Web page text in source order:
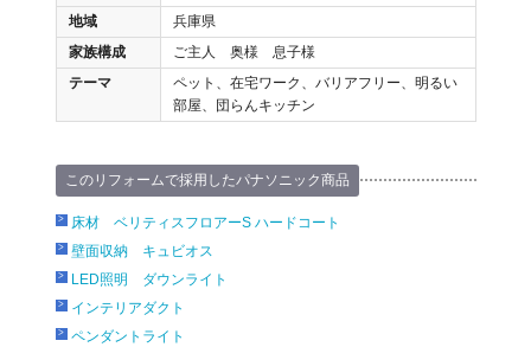
地域
兵庫県
家族構成
ご主人 奥様 息子様
テーマ
ペット、在宅ワーク、バリアフリー、明るい
部屋、団らんキッチン
このリフォームで採用したパナソニック商品
床材 ベリティスフロアーS ハードコート
壁面収納 キュビオス
LED照明 ダウンライト
インテリアダクト
ペンダントライト